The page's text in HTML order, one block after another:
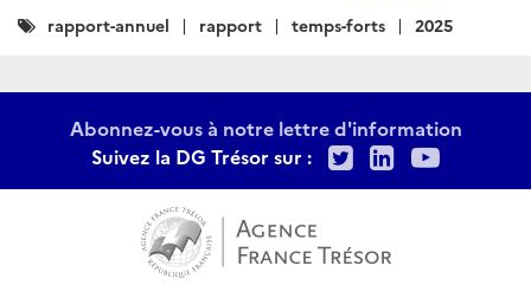
Catégories
rapport-annuel rapport temps-forts 2025
Abonnez-vous à notre lettre d'information
Suivez la DG Trésor sur :
TwitterLinkedIn